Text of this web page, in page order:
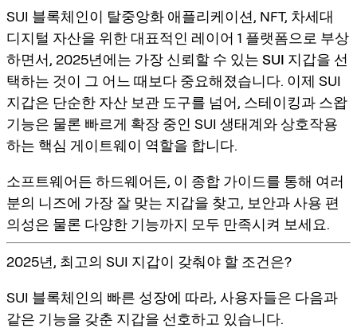
SUI 블록체인이 탈중앙화 애플리케이션, NFT, 차세대
디지털 자산을 위한 대표적인 레이어 1 플랫폼으로 부상
하면서, 2025년에는 가장 신뢰할 수 있는 SUI 지갑을 선
택하는 것이 그 어느 때보다 중요해졌습니다. 이제 SUI
지갑은 단순한 자산 보관 도구를 넘어, 스테이킹과 스왑
기능은 물론 빠르게 확장 중인 SUI 생태계와 상호작용
하는 핵심 게이트웨이 역할을 합니다.
소프트웨어든 하드웨어든, 이 종합 가이드를 통해 여러
분의 니즈에 가장 잘 맞는 지갑을 찾고, 보안과 사용 편
의성은 물론 다양한 기능까지 모두 만족시켜 보세요.
2025년, 최고의 SUI 지갑이 갖춰야 할 조건은?
SUI 블록체인의 빠른 성장에 따라, 사용자들은 다음과
같은 기능을 갖춘 지갑을 선호하고 있습니다.